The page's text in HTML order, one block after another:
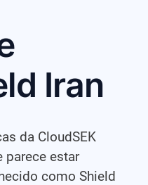
Iran
da CloudSEK
parece estar
como Shield